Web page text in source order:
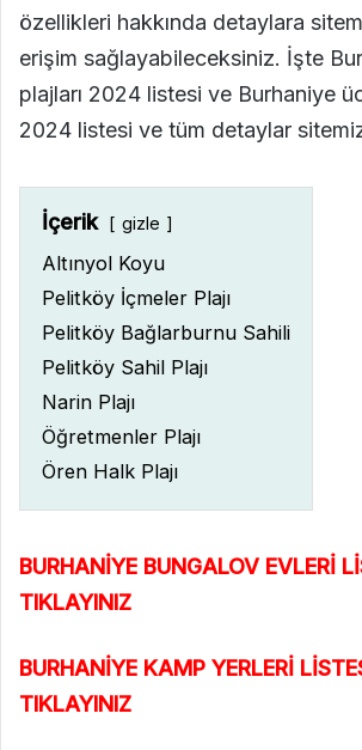
özellikleri hakkında detaylara
erişim sağlayabileceksiniz. İşte
plajları 2024 listesi ve Burhaniye
2024 listesi ve tüm detaylar
İçerik gizle
Altınyol Koyu
Pelitköy İçmeler Plajı
Pelitköy Bağlarburnu Sahili
Pelitköy Sahil Plajı
Narin Plajı
Öğretmenler Plajı
Ören Halk Plajı
BURHANİYE BUNGALOV EVLERİ
TIKLAYINIZ
BURHANİYE KAMP YERLERİ
TIKLAYINIZ